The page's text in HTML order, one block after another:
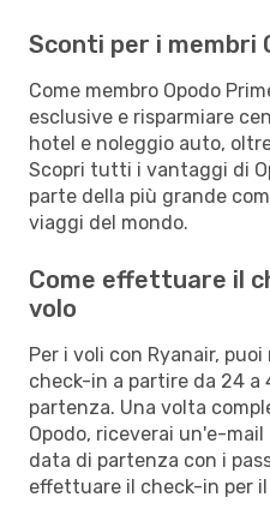
Sconti per i membri
Come membro Opodo
esclusive e risparmiare
hotel e noleggio auto,
Scopri tutti i vantaggi di
parte della più grande
viaggi del mondo.
Come effettuare il
volo
Per i voli con Ryanair,
check-in a partire da 24 a
partenza. Una volta
Opodo, riceverai un'e-
data di partenza con i
effettuare il check-in per